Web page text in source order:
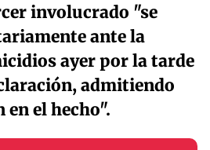
involucrado "se
ante la
ayer por la tarde
admitiendo
el hecho".